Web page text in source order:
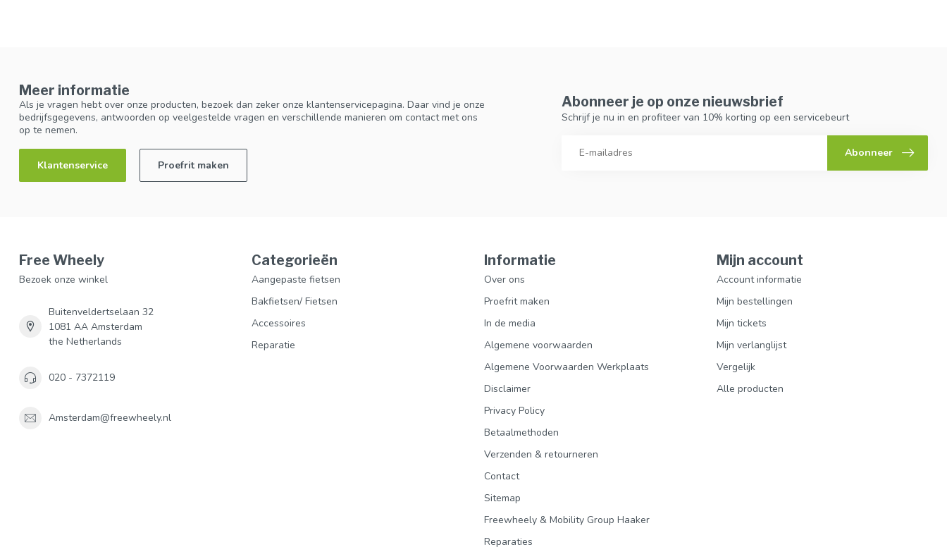
Meer informatie
Als je vragen hebt over onze producten, bezoek dan zeker onze klantenservicepagina. Daar vind je onze
bedrijfsgegevens, antwoorden op veelgestelde vragen en verschillende manieren om contact met ons
op te nemen.
Klantenservice Proefrit maken
Abonneer je op onze nieuwsbrief
Schrijf je nu in en profiteer van 10% korting op een servicebeurt
Abonneer
Free Wheely
Bezoek onze winkel
Buitenveldertselaan 32
1081 AA Amsterdam
the Netherlands
020 - 7372119
Amsterdam@freewheely.nl
Categorieën
Aangepaste fietsen
Bakfietsen/ Fietsen
Accessoires
Reparatie
Informatie
Over ons
Proefrit maken
In de media
Algemene voorwaarden
Algemene Voorwaarden Werkplaats
Disclaimer
Privacy Policy
Betaalmethoden
Verzenden & retourneren
Contact
Sitemap
Freewheely & Mobility Group Haaker
Reparaties
Mijn account
Account informatie
Mijn bestellingen
Mijn tickets
Mijn verlanglijst
Vergelijk
Alle producten